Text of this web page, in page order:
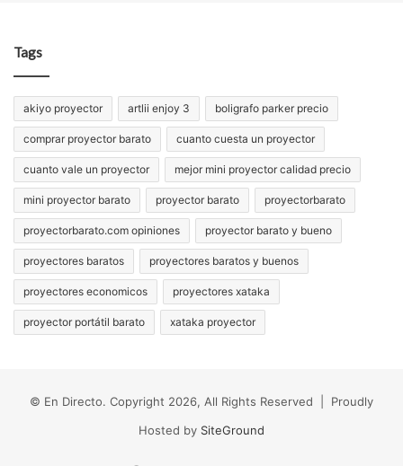
Tags
akiyo proyector artlii enjoy 3 boligrafo parker precio
comprar proyector barato cuanto cuesta un proyector
cuanto vale un proyector mejor mini proyector calidad precio
mini proyector barato proyector barato proyectorbarato
proyectorbarato.com opiniones proyector barato y bueno
proyectores baratos proyectores baratos y buenos
proyectores economicos proyectores xataka
proyector portátil barato xataka proyector
© En Directo. Copyright 2026, All Rights Reserved | Proudly
Hosted by SiteGround